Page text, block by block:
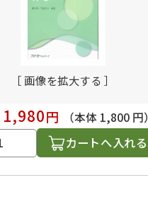
［ 画像を拡大する ］
1,980円
（本体 1,800 円）
カートへ入れる